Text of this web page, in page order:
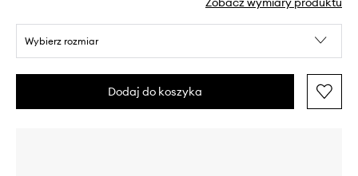
Wybierz rozmiar
Dodaj do koszyka